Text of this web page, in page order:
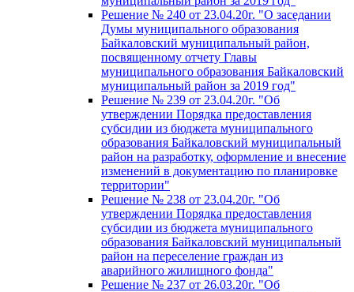
Решение № 240 от 23.04.20г. "О заседании
Думы муниципального образования
Байкаловский муниципальный район,
посвященному отчету Главы
муниципального образования Байкаловский
муниципальный район за 2019 год"
Решение № 239 от 23.04.20г. "Об
утверждении Порядка предоставления
субсидии из бюджета муниципального
образования Байкаловский муниципальный
район на разработку, оформление и внесение
изменений в документацию по планировке
территории"
Решение № 238 от 23.04.20г. "Об
утверждении Порядка предоставления
субсидии из бюджета муниципального
образования Байкаловский муниципальный
район на переселение граждан из
аварийного жилищного фонда"
Решение № 237 от 26.03.20г. "Об